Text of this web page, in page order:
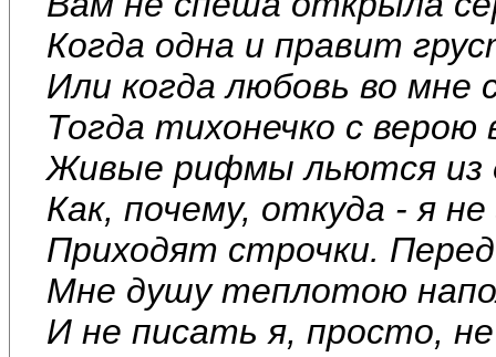
Когда одна и правит
Или когда любовь во мне
Тогда тихонечко с верою
Живые рифмы льются из
Как, почему, откуда - я
Приходят строчки.
Мне душу теплотою
И не писать я, просто,